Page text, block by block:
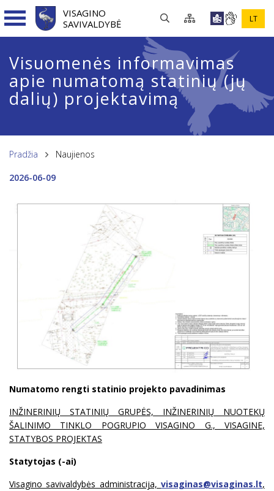
VISAGINO
SAVIVALDYBĖ
LT
Visuomenės informavimas
apie numatomą statinių (jų
dalių) projektavimą
Pradžia
Naujienos
2026-06-09
Numatomo rengti statinio projekto pavadinimas
INŽINERINIŲ STATINIŲ GRUPĖS, INŽINERINIŲ NUOTEKŲ
ŠALINIMO TINKLO POGRUPIO VISAGINO G., VISAGINE,
STATYBOS PROJEKTAS
Statytojas (-ai)
Visagino savivaldybės administracija, visaginas@visaginas.lt,